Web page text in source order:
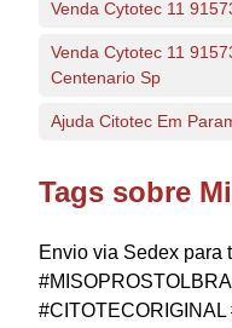
Venda Cytotec 11
Venda Cytotec 11
Centenario Sp
Ajuda Citotec Em
Tags sobre
Envio via Sedex para